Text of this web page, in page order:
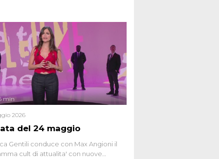
del 24 maggio
min
2026
Gentili conduce con Max Angioni il
cult di attualita' con nuove